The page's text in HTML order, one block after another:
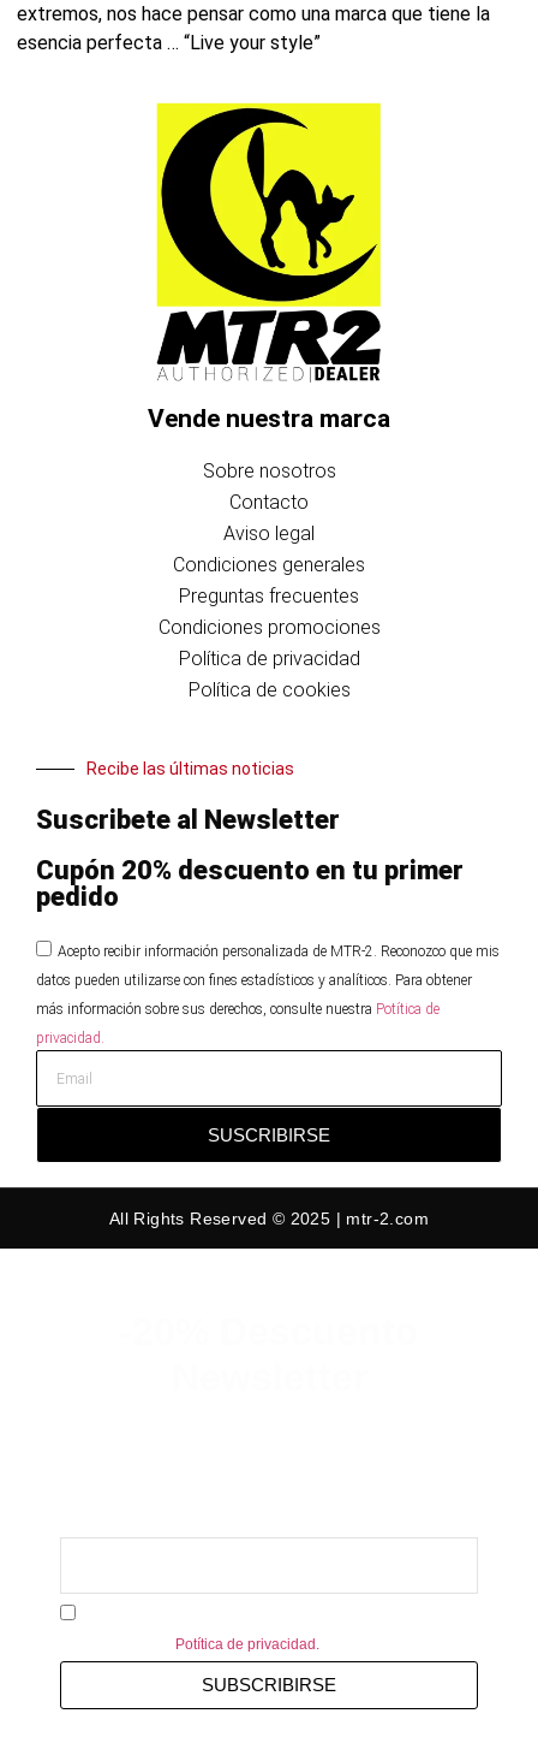
extremos, nos hace pensar como una marca que tiene la
esencia perfecta … “Live your style”
Vende nuestra marca
Sobre nosotros
Contacto
Aviso legal
Condiciones generales
Preguntas frecuentes
Condiciones promociones
Política de privacidad
Política de cookies
Recibe las últimas noticias
Suscribete al Newsletter
Cupón 20% descuento en tu primer
pedido
Acepto recibir información personalizada de MTR-2. Reconozco que mis
datos pueden utilizarse con fines estadísticos y analíticos. Para obtener
más información sobre sus derechos, consulte nuestra Potítica de
privacidad.
SUSCRIBIRSE
All Rights Reserved © 2025 | mtr-2.com
Potítica de privacidad.
SUBSCRIBIRSE